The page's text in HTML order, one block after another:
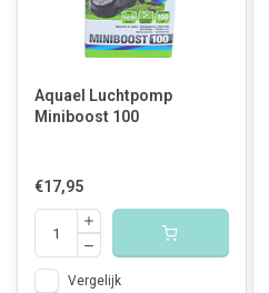
Aquael Luchtpomp
Miniboost 100
€17,95
Vergelijk